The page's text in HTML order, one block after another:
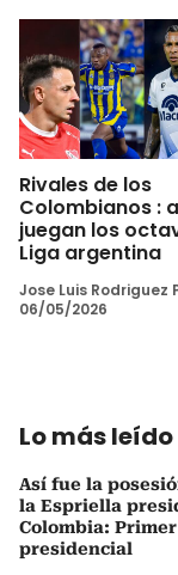
Rivales de los
Colombianos :
juegan los
Liga argentina
Jose Luis Rodriguez
06/05/2026
Lo más leído
Así fue la
la Espriella
Colombia:
presidencial